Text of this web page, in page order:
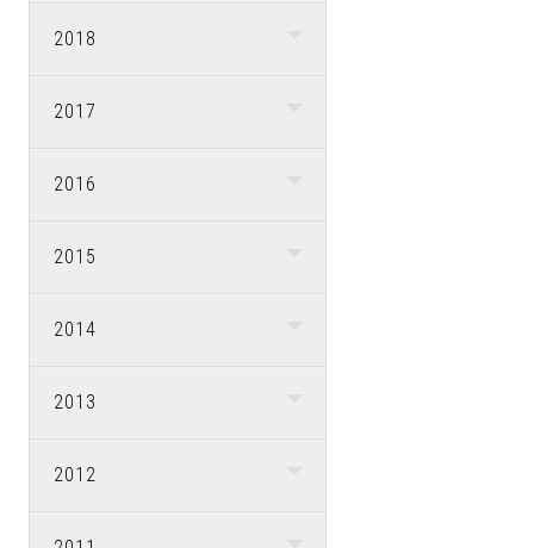
2018
2017
2016
2015
2014
2013
2012